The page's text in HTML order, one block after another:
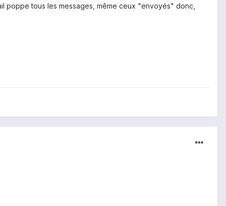
poppe tous les messages, même ceux "envoyés" donc,